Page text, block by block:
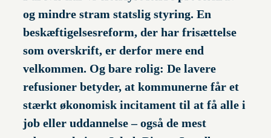
og mindre stram statslig styring. En
beskæftigelsesreform, der har frisættelse
som overskrift, er derfor mere end
velkommen. Og bare rolig: De lavere
refusioner betyder, at kommunerne får et
stærkt økonomisk incitament til at få alle i
job eller uddannelse – også de mest